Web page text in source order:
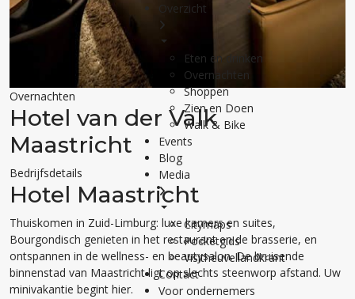
Overzicht
Eten en drinken
Overnachten
Shoppen
Zien en Doen
Walk & Bike
Events
Blog
Media
Citymaps
Pocketgids
Visitheuvellandkrant
Contact
Voor ondernemers
Overnachten
Hotel van der Valk
Maastricht
Bedrijfsdetails
Hotel Maastricht
Thuiskomen in Zuid-Limburg: luxe kamers en suites,
Bourgondisch genieten in het restaurant en de brasserie, en
ontspannen in de wellness- en beautysalon. De bruisende
binnenstad van Maastricht ligt op slechts steenworp afstand. Uw
minivakantie begint hier.